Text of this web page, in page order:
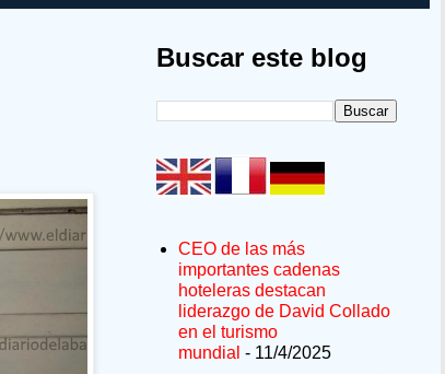
Buscar este blog
CEO de las más
importantes cadenas
hoteleras destacan
liderazgo de David Collado
en el turismo
mundial - 11/4/2025